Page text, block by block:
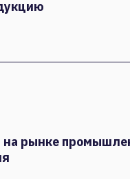
на рынке